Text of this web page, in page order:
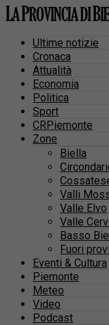
Ultime notizie
Cronaca
Attualità
Economia
Politica
Sport
CRPiemonte
Zone
Biella
Valli
Valle Elvo
Valle
Basso
Fuori
Eventi & Cultura
Piemonte
Meteo
Video
Podcast